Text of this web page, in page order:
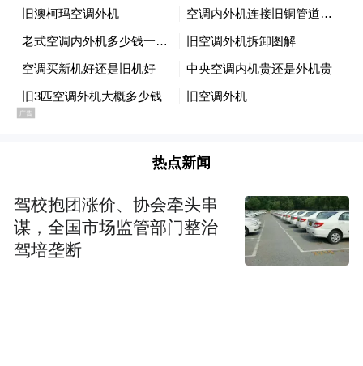
中国移动将持续强化通信、算力、智能全栈
形成智能经济和智能社会新形态。创新拓展
（MoMA），提供从算力集群到模型定制的
全方位服务。创新拓展生产性服务，大力实
施工业互联网创新发展工程，锻强安全可
热点新闻
驾校抱团涨价、协会牵头串
谋，全国市场监管部门整治
驾培垄断